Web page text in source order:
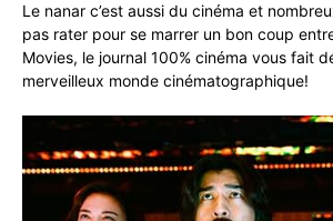
Le nanar c’est aussi du cinéma et
pas rater pour se marrer un bon coup
Movies, le journal 100% cinéma vous fait
merveilleux monde cinématographique!